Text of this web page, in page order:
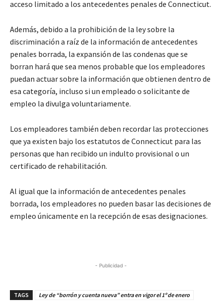
acceso limitado a los antecedentes penales de Connecticut.
Además, debido a la prohibición de la ley sobre la
discriminación a raíz de la información de antecedentes
penales borrada, la expansión de las condenas que se
borran hará que sea menos probable que los empleadores
puedan actuar sobre la información que obtienen dentro de
esa categoría, incluso si un empleado o solicitante de
empleo la divulga voluntariamente.
Los empleadores también deben recordar las protecciones
que ya existen bajo los estatutos de Connecticut para las
personas que han recibido un indulto provisional o un
certificado de rehabilitación.
Al igual que la información de antecedentes penales
borrada, los empleadores no pueden basar las decisiones de
empleo únicamente en la recepción de esas designaciones.
- Publicidad -
TAGS Ley de “borrón y cuenta nueva” entra en vigor el 1º de enero